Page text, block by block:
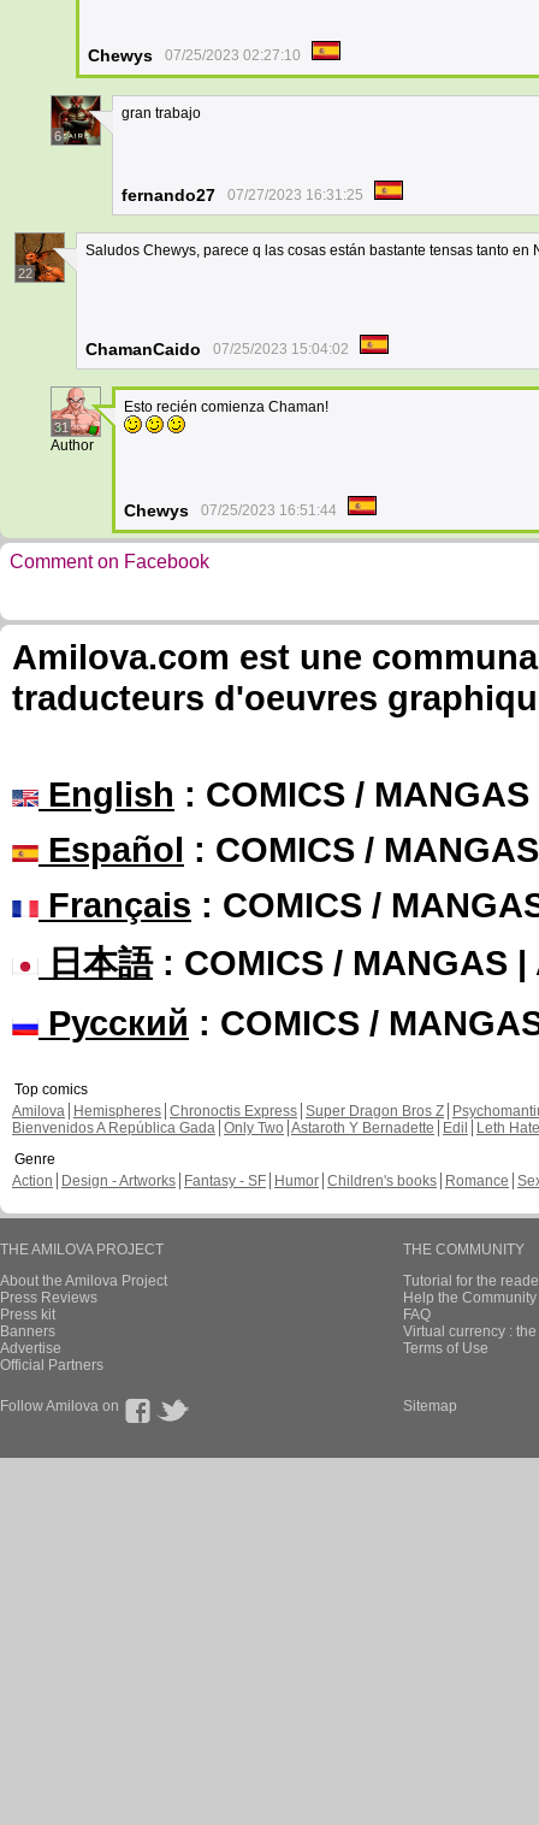
Chewys 07/25/2023 02:27:10
6
gran trabajo
fernando27 07/27/2023 16:31:25
22
Saludos Chewys, parece q las cosas están bastante tensas tanto en
ChamanCaido 07/25/2023 15:04:02
31
Author
Esto recién comienza Chaman!
Chewys 07/25/2023 16:51:44
Comment on Facebook
Amilova.com est une
traducteurs d'oeuvres
English : COMICS /
Español : COMICS /
Français : COMICS /
日本語: COMICS / MANGAS |
Русский : COMICS /
Top comics
Amilova
Hemispheres Chronoctis Express Super Dragon Bros Z
Bienvenidos A República Gada Only Two Astaroth Y Bernadette Edil
Leth Hate
Genre
Action
Design - Artworks Fantasy - SF Humor Children's books Romance
THE AMILOVA PROJECT
About the Amilova Project
Press Reviews
Press kit
Banners
Advertise
Official Partners
THE COMMUNITY
Tutorial for the
Help the
FAQ
Virtual currency :
Terms of Use
Follow Amilova on Sitemap